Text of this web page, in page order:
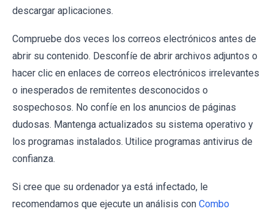
descargar aplicaciones.
Compruebe dos veces los correos electrónicos antes de
abrir su contenido. Desconfíe de abrir archivos adjuntos o
hacer clic en enlaces de correos electrónicos irrelevantes
o inesperados de remitentes desconocidos o
sospechosos. No confíe en los anuncios de páginas
dudosas. Mantenga actualizados su sistema operativo y
los programas instalados. Utilice programas antivirus de
confianza.
Si cree que su ordenador ya está infectado, le
recomendamos que ejecute un análisis con Combo